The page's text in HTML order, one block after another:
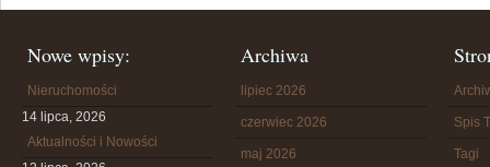
Nowe wpisy:
Nieruchomości
14 lipca, 2026
Aktualności i Nowości
Archiwa
lipiec 2026
czerwiec 2026
maj 2026
Spis
Tagi